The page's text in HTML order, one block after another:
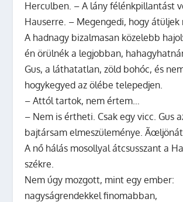
Herculben. – A lány félénkpillantást
Hauserre. – Megengedi, hogy átüljek
A hadnagy bizalmasan közelebb
én örülnék a legjobban,
Gus, a láthatatlan, zöld bohóc, és
hogykegyed az ölébe telepedjen.
– Attól tartok, nem értem…
– Nem is értheti. Csak egy vicc. Gus
bajtársam elmeszüleménye.
A nő hálás mosollyal átcsusszant a
székre.
Nem úgy mozgott, mint egy ember:
nagyságrendekkel finomabban,